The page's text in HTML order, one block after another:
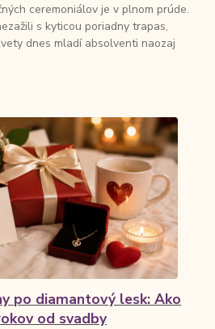
ceremoniálov je v plnom prúde.
s kyticou poriadny trapas,
dnes mladí absolventi naozaj
po diamantový lesk: Ako
od svadby